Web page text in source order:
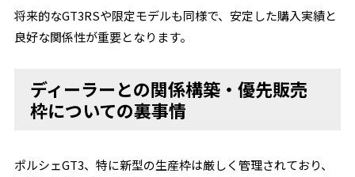
将来的なGT3RSや限定モデルも同様で、安定した購入実績と
良好な関係性が重要となります。
ディーラーとの関係構築・優先販売
枠についての裏事情
ポルシェGT3、特に新型の生産枠は厳しく管理されており、